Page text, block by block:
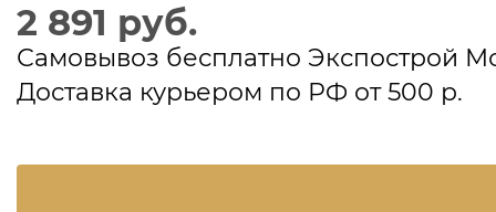
2 891 руб.
Самовывоз бесплатно Экспострой
Доставка курьером по РФ от 500 р.